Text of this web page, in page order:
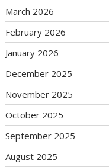
March 2026
February 2026
January 2026
December 2025
November 2025
October 2025
September 2025
August 2025